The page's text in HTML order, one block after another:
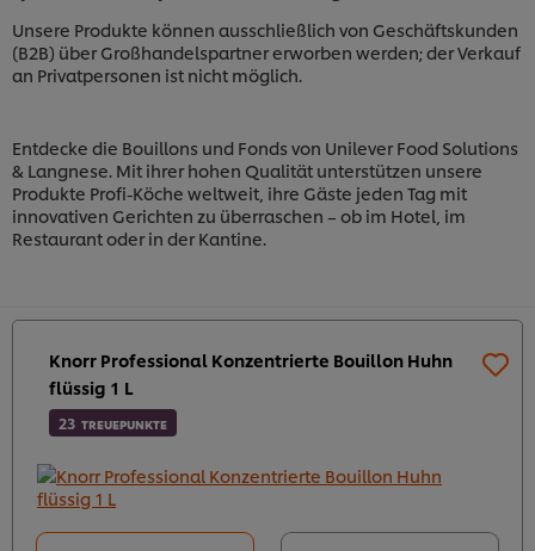
Unsere Produkte können ausschließlich von Geschäftskunden
(B2B) über Großhandelspartner erworben werden; der Verkauf
an Privatpersonen ist nicht möglich.
Entdecke die Bouillons und Fonds von Unilever Food Solutions
& Langnese. Mit ihrer hohen Qualität unterstützen unsere
Produkte Profi-Köche weltweit, ihre Gäste jeden Tag mit
innovativen Gerichten zu überraschen – ob im Hotel, im
Restaurant oder in der Kantine.
Knorr Professional Konzentrierte Bouillon Huhn
flüssig 1 L
23 TREUEPUNKTE